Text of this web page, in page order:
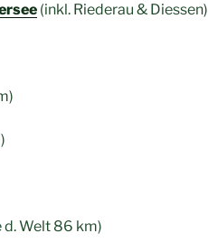
(inkl. Riederau & Diessen)
Welt 86 km)